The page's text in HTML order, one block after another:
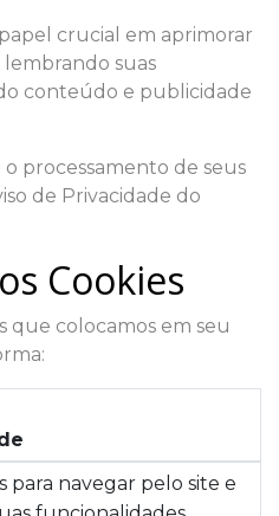
crucial em aprimorar
lembrando suas
conteúdo e publicidade
o processamento de seus
de Privacidade do
Cookies
que colocamos em seu
para navegar pelo site e